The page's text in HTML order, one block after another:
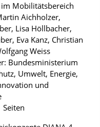
Mobilitätsbereich
Aichholzer,
Lisa Höllbacher,
Eva Kanz, Christian
Weiss
Bundesministerium
Umwelt, Energie,
und
Seiten